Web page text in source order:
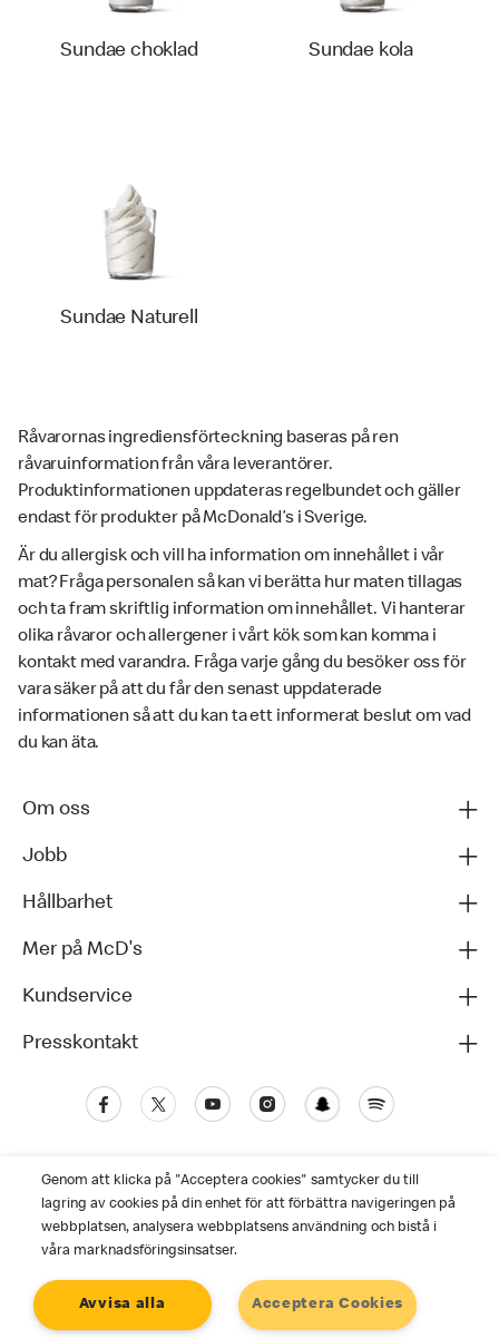
Sundae choklad Sundae kola
Sundae Naturell
Råvarornas ingrediensförteckning baseras på ren
råvaruinformation från våra leverantörer.
Produktinformationen uppdateras regelbundet och gäller
endast för produkter på McDonald’s i Sverige.
Är du allergisk och vill ha information om innehållet i vår
mat? Fråga personalen så kan vi berätta hur maten tillagas
och ta fram skriftlig information om innehållet. Vi hanterar
olika råvaror och allergener i vårt kök som kan komma i
kontakt med varandra. Fråga varje gång du besöker oss för
vara säker på att du får den senast uppdaterade
informationen så att du kan ta ett informerat beslut om vad
du kan äta.
Om oss
Jobb
Hållbarhet
Mer på McD's
Kundservice
Presskontakt
Kundservice
Personuppgiftspolicy Cookies Användarvillkor
Genom att klicka på "Acceptera cookies" samtycker du till
lagring av cookies på din enhet för att förbättra navigeringen på
webbplatsen, analysera webbplatsens användning och bistå i
våra marknadsföringsinsatser.
Acceptera Cookies
Avvisa alla